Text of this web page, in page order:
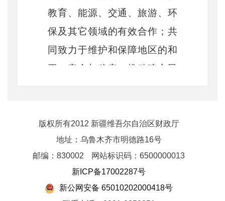
教育、能源、交通、旅游、环
保及其它领域的有效合作；共
同致力于维护和保障地区的和
平、安全与稳定；推动建立民
遵循“互信、互利、平等、协
商，尊重多样文明、谋求共同
发展”的“上海精神”，对外奉行
区及开放原则。
版权所有2012 新疆维吾尔自治区财政厅
地址：乌鲁木齐市明德路16号
邮编：830002
网站标识码：6500000013
新ICP备17002287号
新公网安备 65010202000418号